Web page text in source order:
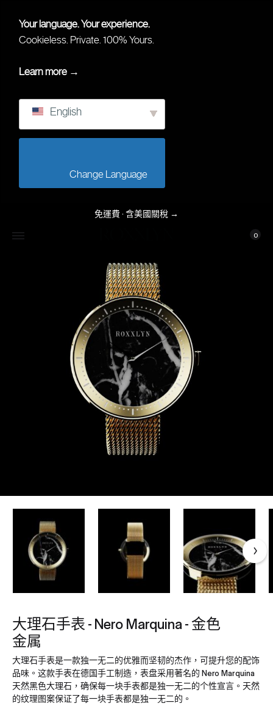
Your language. Your experience.
Cookieless. Private. 100% Yours.
Learn more →
English
免運費 · 含美國關稅 →
我的账户
购
0
大理石手表 - Nero Marquina - 金色
金属
大理石手表是一款独一无二的优雅而坚韧的杰作，可提升您的配饰
品味。这款手表在德国手工制造，表盘采用著名的 Nero Marquina
天然黑色大理石，确保每一块手表都是独一无二的个性宣言。天然
的纹理图案保证了每一块手表都是独一无二的。